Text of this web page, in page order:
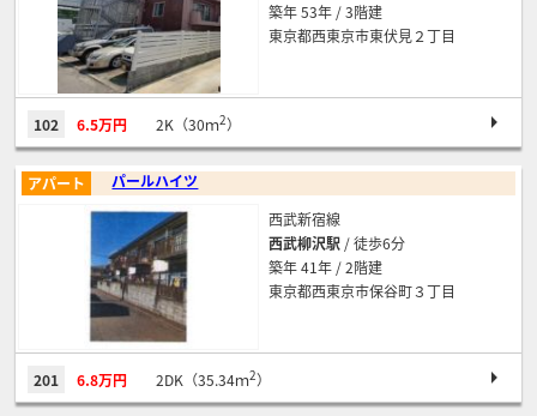
築年 53年 / 3階建
東京都西東京市東伏見２丁目
102 6.5万円 2K（30ｍ2）
パールハイツ
アパート
西武新宿線
西武柳沢駅 / 徒歩6分
築年 41年 / 2階建
東京都西東京市保谷町３丁目
201 6.8万円 2DK（35.34ｍ2）